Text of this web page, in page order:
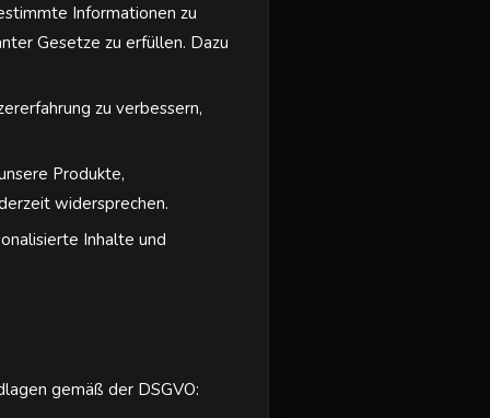
Informationen zu
Gesetze zu erfüllen. Dazu
zu verbessern,
Produkte,
widersprechen.
Inhalte und
gemäß der DSGVO: